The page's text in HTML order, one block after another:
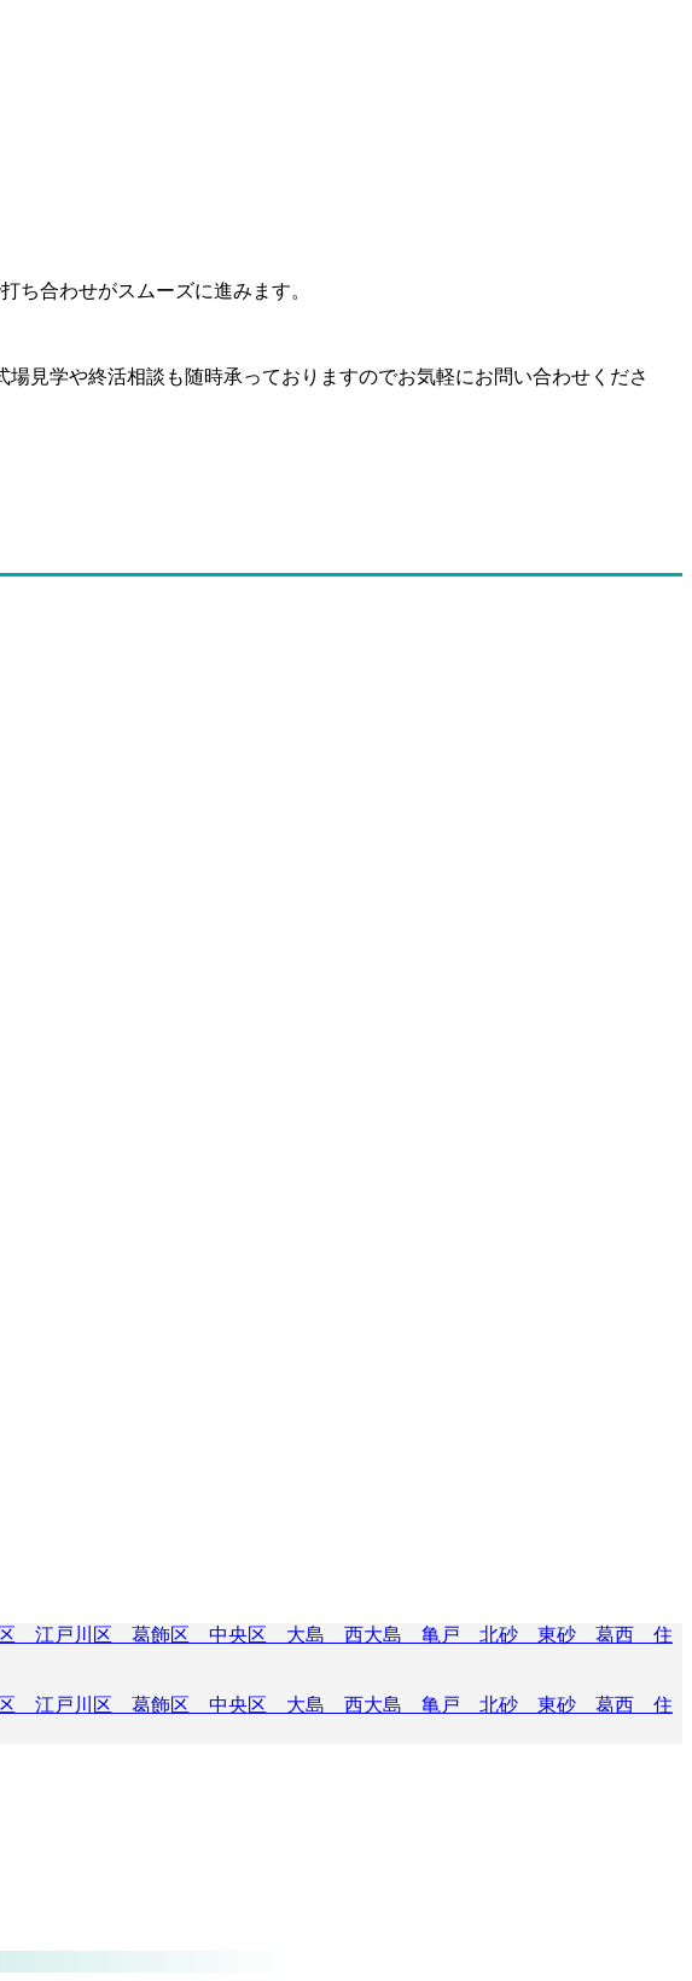
ち合わせがスムーズに進みます。
見学や終活相談も随時承っておりますのでお気軽にお問い合わせくださ